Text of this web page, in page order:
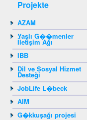
Projekte
AZAM
Yaşlı G��menler
İletişim Ağı
IBB
Dil ve Sosyal Hizmet
Desteği
JobLife L�beck
AIM
G�kkuşağı projesi